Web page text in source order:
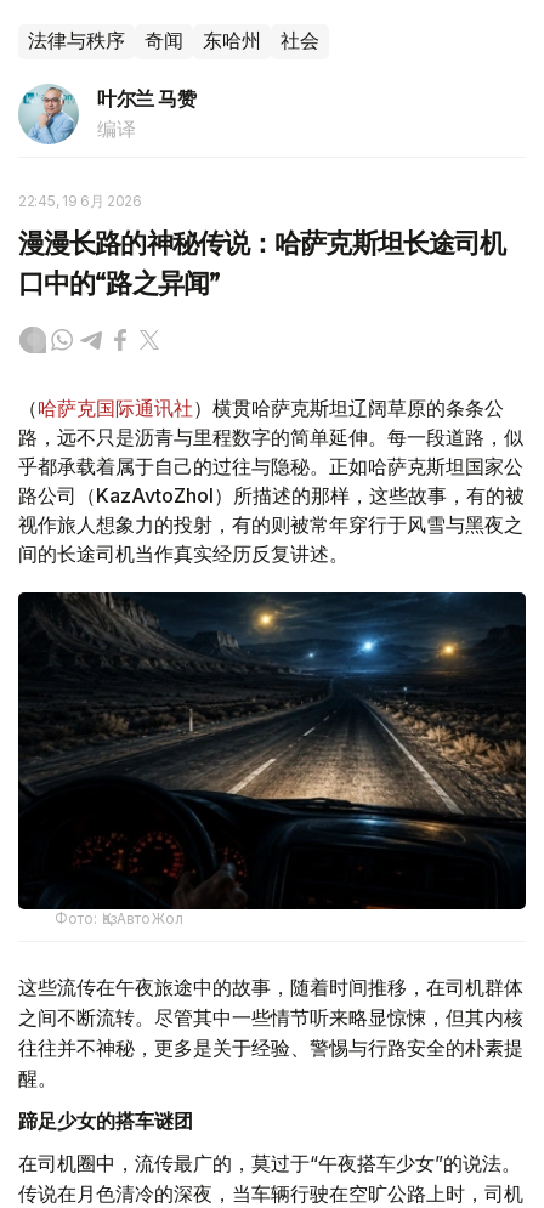
法律与秩序 奇闻 东哈州 社会
叶尔兰 马赞
编译
22:45, 19 6月 2026
漫漫长路的神秘传说：哈萨克斯坦长途司机
口中的“路之异闻”
（哈萨克国际通讯社）横贯哈萨克斯坦辽阔草原的条条公
路，远不只是沥青与里程数字的简单延伸。每一段道路，似
乎都承载着属于自己的过往与隐秘。正如哈萨克斯坦国家公
路公司（KazAvtoZhol）所描述的那样，这些故事，有的被
视作旅人想象力的投射，有的则被常年穿行于风雪与黑夜之
间的长途司机当作真实经历反复讲述。
Фото: ҚазАвтоЖол
这些流传在午夜旅途中的故事，随着时间推移，在司机群体
之间不断流转。尽管其中一些情节听来略显惊悚，但其内核
往往并不神秘，更多是关于经验、警惕与行路安全的朴素提
醒。
蹄足少女的搭车谜团
在司机圈中，流传最广的，莫过于“午夜搭车少女”的说法。
传说在月色清冷的深夜，当车辆行驶在空旷公路上时，司机